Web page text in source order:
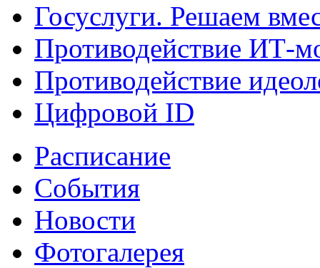
Госуслуги. Решаем
Противодействие ИТ-
Противодействие
Цифровой ID
Расписание
События
Новости
Фотогалерея